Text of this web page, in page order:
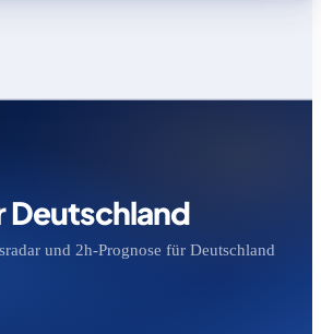
Deutschland
und 2h-Prognose für Deutschland